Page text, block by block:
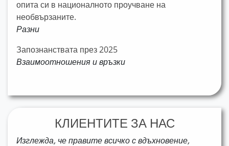
опита си в националното проучване на
необвързаните.
Разни
Запознанствата през 2025
Взаимоотношения и връзки
КЛИЕНТИТЕ ЗА НАС
Изглежда, че правите всичко с вдъхновение,